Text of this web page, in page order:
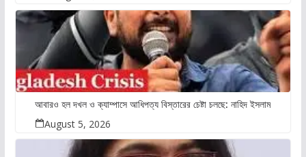
আবারও হল দখল ও ক্যাম্পাসে আধিপত্য বিস্তারের চেষ্টা চলছে: নাহিদ ইসলাম
August 5, 2026